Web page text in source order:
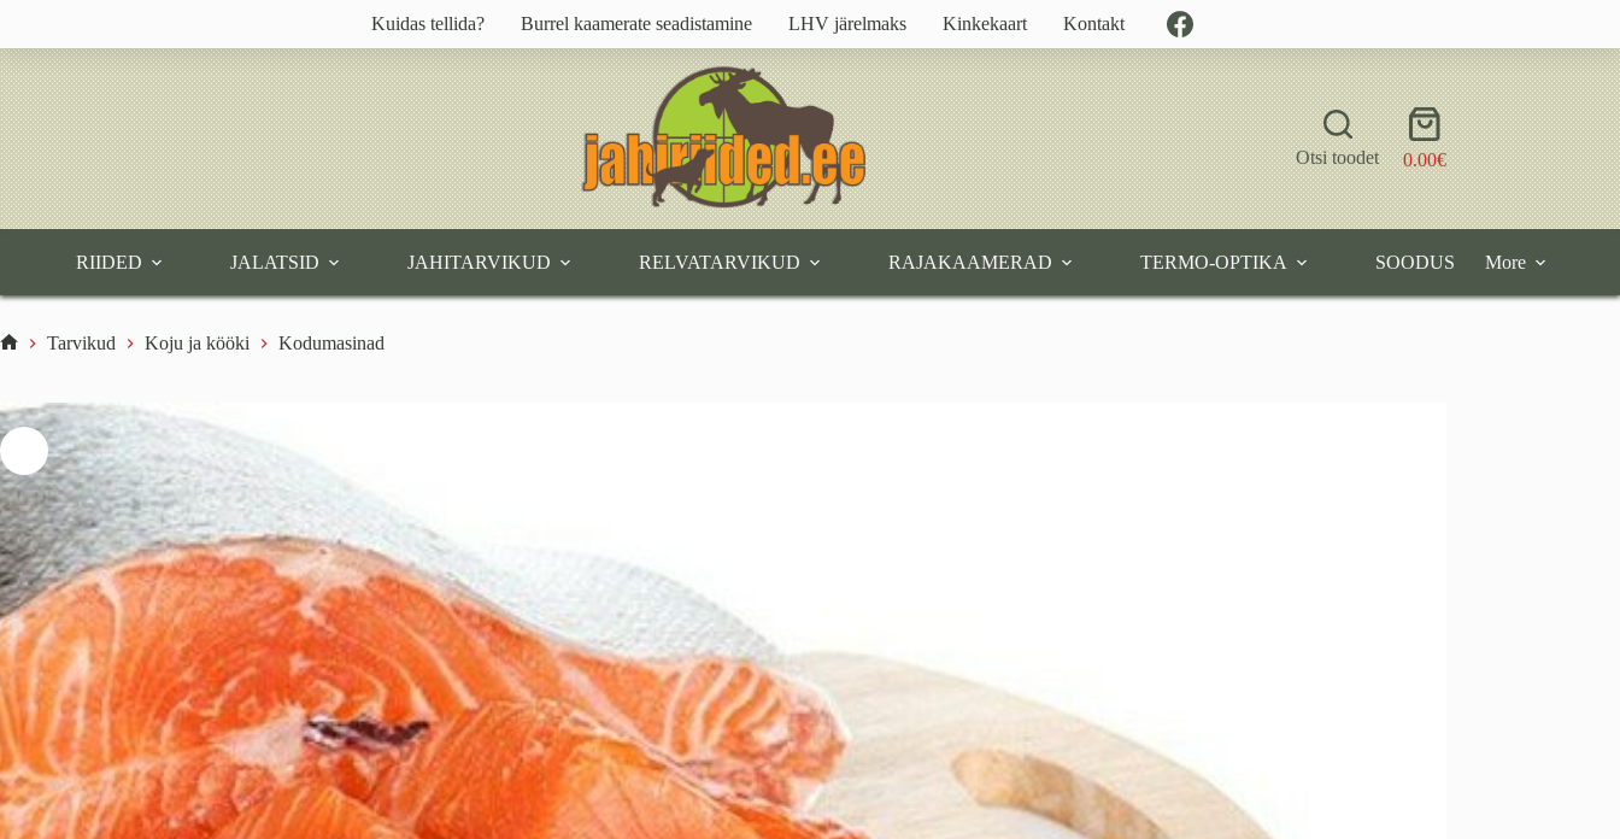
content
Kuidas tellida? Burrel kaamerate seadistamine LHV järelmaks Kinkekaart Kontakt
Otsi toodet
Shopping
cart
0.00€
RIIDED JALATSID JAHITARVIKUD RELVATARVIKUD RAJAKAAMERAD TERMO-OPTIKA SOODUS More
Tarvikud Koju ja kööki Kodumasinad